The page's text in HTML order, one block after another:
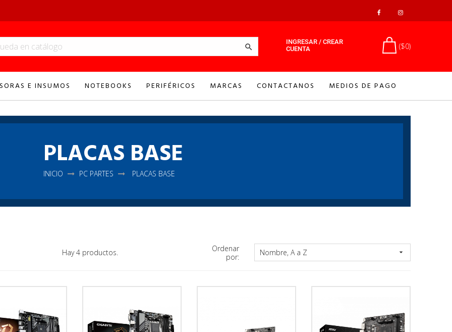
 ($0)
INGRESAR / CREAR
CUENTA
E INSUMOS NOTEBOOKS PERIFÉRICOS MARCAS CONTACTANOS MEDIOS DE PAGO
PLACAS BASE
INICIO PC PARTES PLACAS BASE
Hay 4 productos.
Ordenar
por:
Nombre, A a Z 